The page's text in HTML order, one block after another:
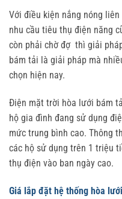
Với điều kiện nắng nóng
nhu cầu tiêu thụ điện năng
còn phải chờ đợ thì giải
bám tải là giải pháp mà
chọn hiện nay.
Điện mặt trời hòa lưới bám
hộ gia đình đang sử dụng
mức trung bình cao. Thông
các hộ sử dụng trên 1 triệu
thụ điện vào ban ngày cao.
Giá lắp đặt hệ thống hòa